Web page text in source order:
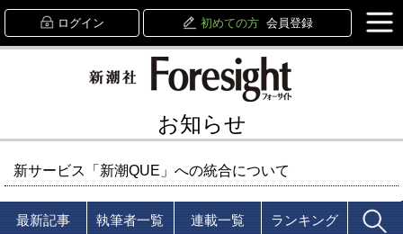
ログイン 初めての方 会員登録
お知らせ
新サービス「新潮QUE」への統合について
最新記事 執筆者一覧 連載一覧 ランキング